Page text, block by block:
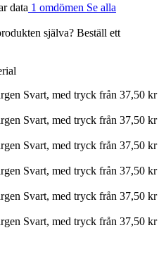
data 1 omdömen Se alla
själva? Beställ ett